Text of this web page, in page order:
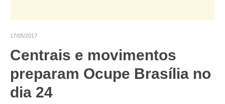
ORGANOGRAMA
CRESCE BRASIL
CONSELHO TECNOLÓGICO
HISTÓRICO E ATUAÇÃO
17/05/2017
Centrais e movimentos
preparam Ocupe Brasília no
dia 24